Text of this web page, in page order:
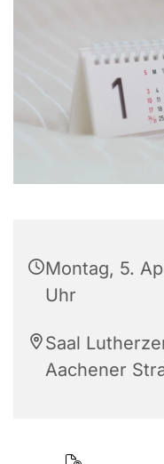
Montag, 5.
Uhr
Saal
Aachener